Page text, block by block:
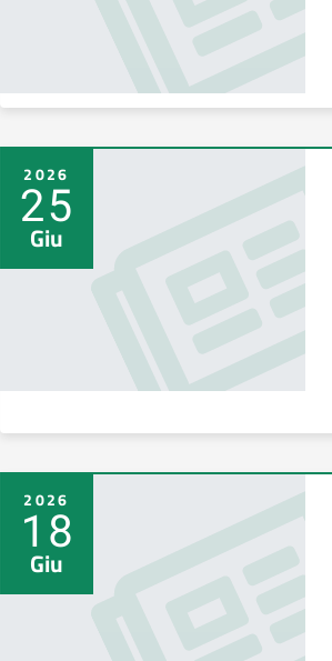
2026
25
Giu
2026
18
Giu